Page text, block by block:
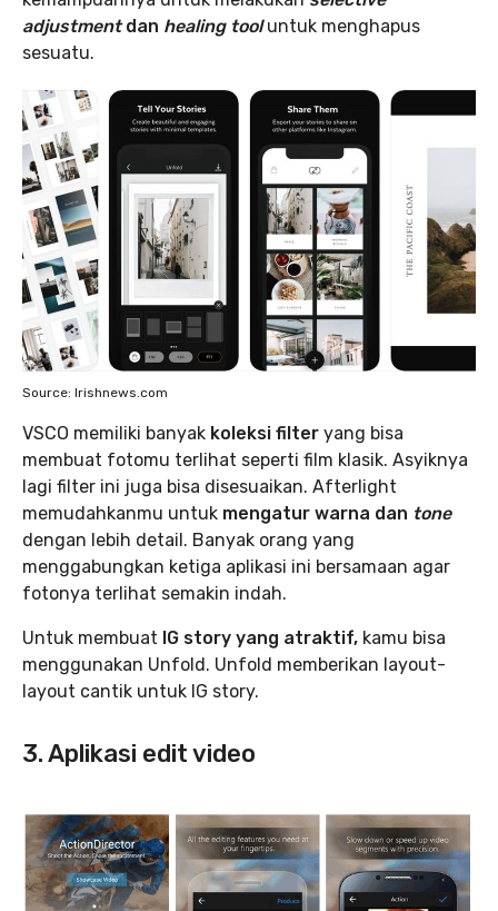
adjustmentdan healing tool untuk menghapus
sesuatu.
Source: Irishnews.com
VSCO memiliki banyak koleksi filter yang bisa
membuat fotomu terlihat seperti film klasik. Asyiknya
lagi filter ini juga bisa disesuaikan. Afterlight
memudahkanmu untuk mengatur warna dan tone
dengan lebih detail. Banyak orang yang
menggabungkan ketiga aplikasi ini bersamaan agar
fotonya terlihat semakin indah.
Untuk membuat IG story yang atraktif, kamu bisa
menggunakan Unfold. Unfold memberikan layout-
layout cantik untuk IG story.
3. Aplikasi edit video